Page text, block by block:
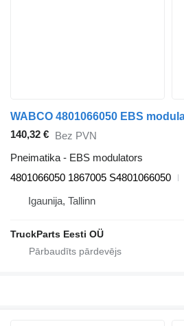
140,32 € Bez PVN
Pneimatika - EBS modulators
4801066050 1867005 S4801066050
Igaunija, Tallinn
TruckParts Eesti OÜ